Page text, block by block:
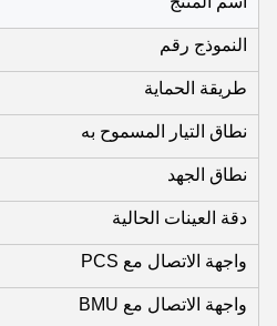
النموذج رقم
طريقة الحماية
نطاق التيار المسموح به
نطاق الجهد
دقة العينات الحالية
واجهة الاتصال مع PCS
واجهة الاتصال مع BMU